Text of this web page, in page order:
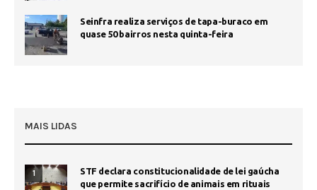
Seinfra realiza serviços de tapa-buraco em
quase 50 bairros nesta quinta-feira
MAIS LIDAS
1
STF declara constitucionalidade de lei gaúcha
que permite sacrifício de animais em rituais